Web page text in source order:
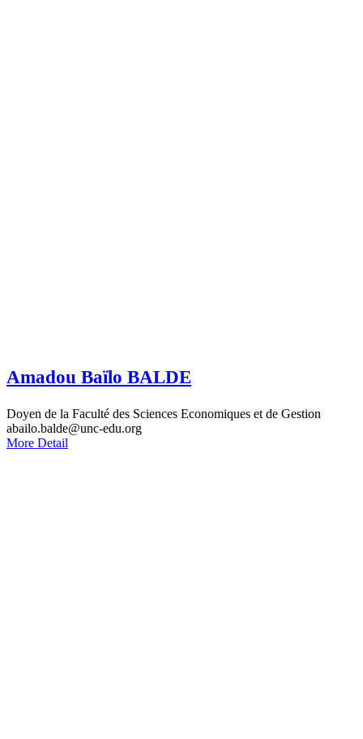
Amadou Baïlo BALDE
Doyen de la Faculté des Sciences Economiques et de Gestion
abailo.balde@unc-edu.org
More Detail